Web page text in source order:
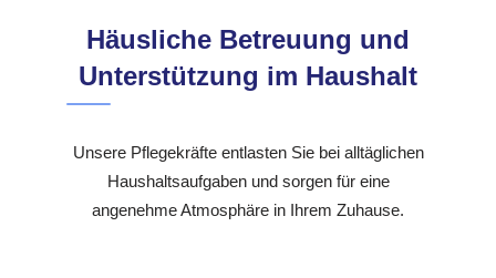
Häusliche Betreuung und
Unterstützung im Haushalt
Unsere Pflegekräfte entlasten Sie bei alltäglichen
Haushaltsaufgaben und sorgen für eine
angenehme Atmosphäre in Ihrem Zuhause.